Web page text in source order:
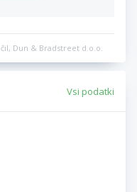
Dun & Bradstreet d.o.o.
Vsi podatki